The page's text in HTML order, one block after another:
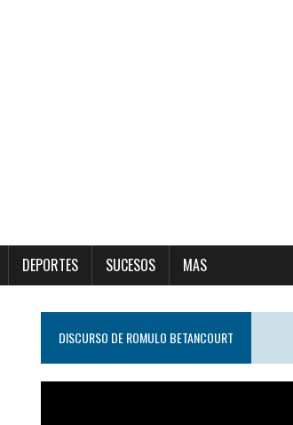
DEPORTES SUCESOS MAS
DISCURSO DE ROMULO BETANCOURT